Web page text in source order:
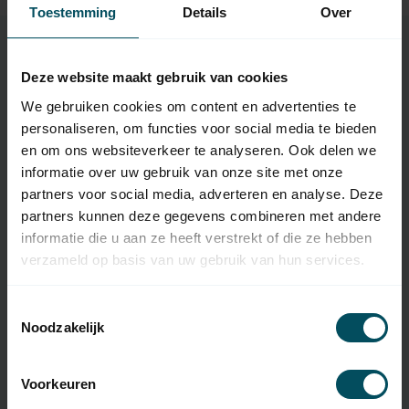
Toestemming Details Over
Deze website maakt gebruik van cookies
We gebruiken cookies om content en advertenties te
personaliseren, om functies voor social media te bieden
en om ons websiteverkeer te analyseren. Ook delen we
informatie over uw gebruik van onze site met onze
partners voor social media, adverteren en analyse. Deze
partners kunnen deze gegevens combineren met andere
informatie die u aan ze heeft verstrekt of die ze hebben
verzameld op basis van uw gebruik van hun services.
Noodzakelijk
Voorkeuren
Eigenschaften
Artikelnummer: 3638
EAN Code 7432257485416
SKU 29 77 15
Typ des
Original-Fernbedienung
Abmessungen